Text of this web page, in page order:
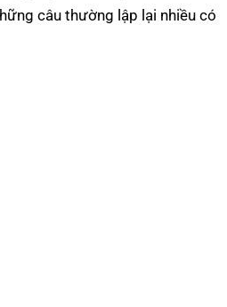
câu thường lập lại nhiều có